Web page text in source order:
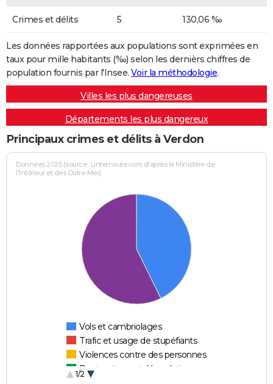
Crimes et délits 5 130,06 ‰
Les données rapportées aux populations sont exprimées en
taux pour mille habitants (‰) selon les dernièrs chiffres de
population fournis par l'Insee. Voir la méthodologie.
Villes les plus dangereuses
Départements les plus dangereux
Principaux crimes et délits à Verdon
Données 2025 (source : Linternaute.com d'après le Ministère de
l'Intérieur et des Outre-Mer)
Vols et cambriolages
Trafic et usage de stupéfiants
Violences contre des personnes
Destructions et dégradations
1/2